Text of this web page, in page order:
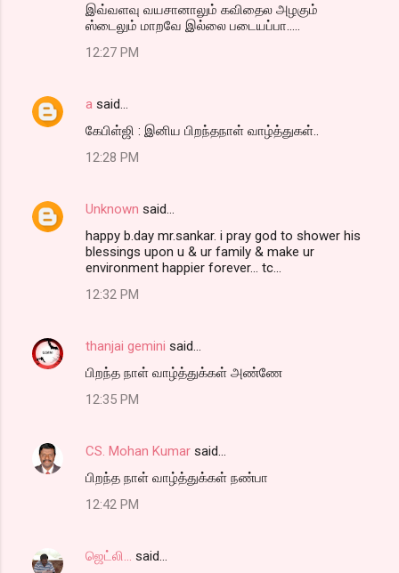
இவ்வளவு வயசானாலும் கவிதைல அழகும்
ஸ்டைலும் மாறவே இல்லை படையப்பா.....
12:27 PM
a said…
கேபிள்ஜி : இனிய பிறந்தநாள் வாழ்த்துகள்..
12:28 PM
Unknown said…
happy b.day mr.sankar. i pray god to shower his
blessings upon u & ur family & make ur
environment happier forever... tc...
12:32 PM
thanjai gemini said…
பிறந்த நாள் வாழ்த்துக்கள் அண்ணே
12:35 PM
CS. Mohan Kumar said…
பிறந்த நாள் வாழ்த்துக்கள் நண்பா
12:42 PM
ஜெட்லி...
said…